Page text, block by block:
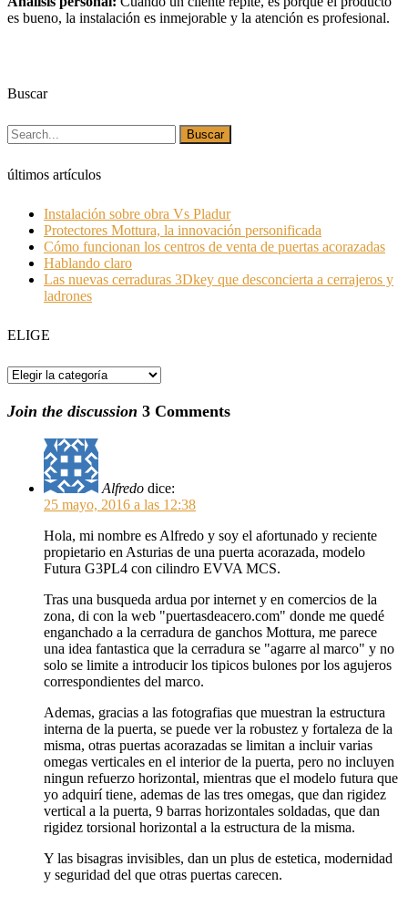
es bueno, la instalación es inmejorable y la atención es profesional.
Buscar
últimos artículos
Instalación sobre obra Vs Pladur
Protectores Mottura, la innovación personificada
Cómo funcionan los centros de venta de puertas acorazadas
Hablando claro
Las nuevas cerraduras 3Dkey que desconcierta a cerrajeros y
ladrones
ELIGE
ELIGE
Join the discussion 3 Comments
Alfredo dice:
25 mayo, 2016 a las 12:38
Hola, mi nombre es Alfredo y soy el afortunado y reciente
propietario en Asturias de una puerta acorazada, modelo
Futura G3PL4 con cilindro EVVA MCS.
Tras una busqueda ardua por internet y en comercios de la
zona, di con la web "puertasdeacero.com" donde me quedé
enganchado a la cerradura de ganchos Mottura, me parece
una idea fantastica que la cerradura se "agarre al marco" y no
solo se limite a introducir los tipicos bulones por los agujeros
correspondientes del marco.
Ademas, gracias a las fotografias que muestran la estructura
interna de la puerta, se puede ver la robustez y fortaleza de la
misma, otras puertas acorazadas se limitan a incluir varias
omegas verticales en el interior de la puerta, pero no incluyen
ningun refuerzo horizontal, mientras que el modelo futura que
yo adquirí tiene, ademas de las tres omegas, que dan rigidez
vertical a la puerta, 9 barras horizontales soldadas, que dan
rigidez torsional horizontal a la estructura de la misma.
Y las bisagras invisibles, dan un plus de estetica, modernidad
y seguridad del que otras puertas carecen.